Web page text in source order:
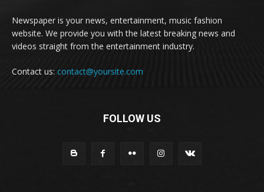
Newspaper is your news, entertainment, music fashion
website. We provide you with the latest breaking news and
videos straight from the entertainment industry.
Contact us: contact@yoursite.com
FOLLOW US